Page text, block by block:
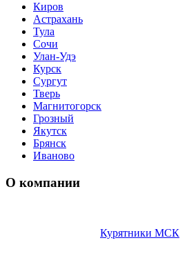
Киров
Астрахань
Тула
Сочи
Улан-Удэ
Курск
Сургут
Тверь
Магнитогорск
Грозный
Якутск
Брянск
Иваново
О компании
Курятники МСК